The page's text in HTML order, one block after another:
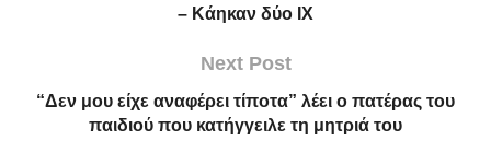
– Κάηκαν δύο ΙΧ
Next Post
“Δεν μου είχε αναφέρει τίποτα” λέει ο πατέρας του
παιδιού που κατήγγειλε τη μητριά του